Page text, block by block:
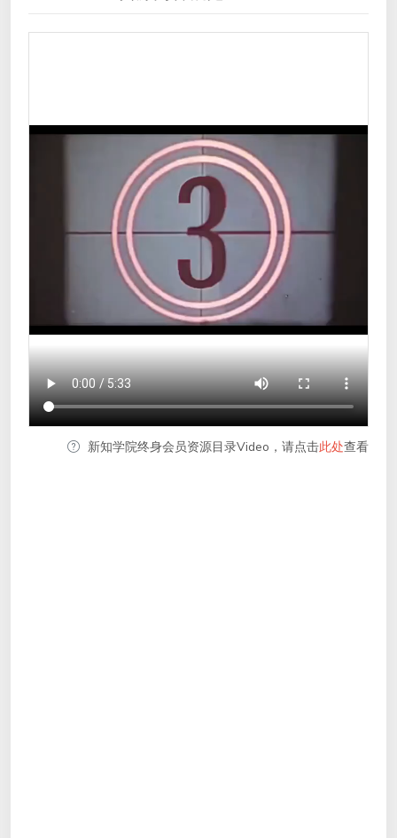
新知学院终身会员资源目录Video，请点击此处查看